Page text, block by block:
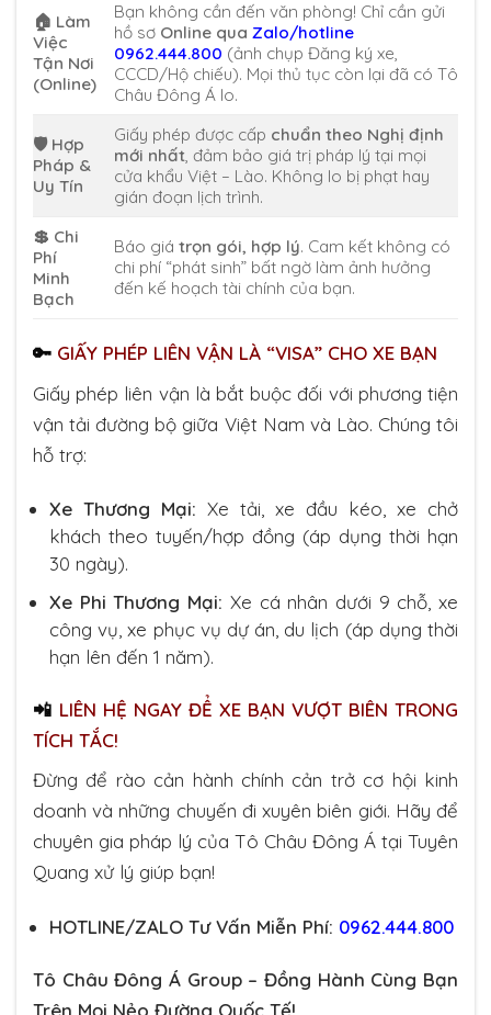
🏠 Làm
Việc
Tận Nơi
(Online)
Bạn không cần đến văn phòng! Chỉ cần gửi
hồ sơ Online qua Zalo/hotline
0962.444.800 (ảnh chụp Đăng ký xe,
CCCD/Hộ chiếu). Mọi thủ tục còn lại đã có Tô
Châu Đông Á lo.
🛡️ Hợp
Pháp &
Uy Tín
Giấy phép được cấp chuẩn theo Nghị định
mới nhất, đảm bảo giá trị pháp lý tại mọi
cửa khẩu Việt – Lào. Không lo bị phạt hay
gián đoạn lịch trình.
💲 Chi
Phí
Minh
Bạch
Báo giá trọn gói, hợp lý. Cam kết không có
chi phí “phát sinh” bất ngờ làm ảnh hưởng
đến kế hoạch tài chính của bạn.
🔑 GIẤY PHÉP LIÊN VẬN LÀ “VISA” CHO XE BẠN
Giấy phép liên vận là bắt buộc đối với phương tiện
vận tải đường bộ giữa Việt Nam và Lào. Chúng tôi
hỗ trợ:
Xe Thương Mại: Xe tải, xe đầu kéo, xe chở
khách theo tuyến/hợp đồng (áp dụng thời hạn
30 ngày).
Xe Phi Thương Mại: Xe cá nhân dưới 9 chỗ, xe
công vụ, xe phục vụ dự án, du lịch (áp dụng thời
hạn lên đến 1 năm).
📲 LIÊN HỆ NGAY ĐỂ XE BẠN VƯỢT BIÊN TRONG
TÍCH TẮC!
Đừng để rào cản hành chính cản trở cơ hội kinh
doanh và những chuyến đi xuyên biên giới. Hãy để
chuyên gia pháp lý của Tô Châu Đông Á tại Tuyên
Quang xử lý giúp bạn!
HOTLINE/ZALO Tư Vấn Miễn Phí: 0962.444.800
Tô Châu Đông Á Group – Đồng Hành Cùng Bạn
Trên Mọi Nẻo Đường Quốc Tế!